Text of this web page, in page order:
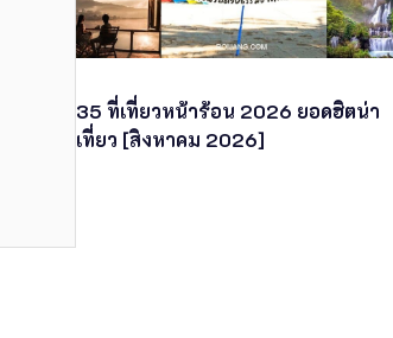
35 ที่เที่ยวหน้าร้อน 2026 ยอดฮิตน่า
เที่ยว [สิงหาคม 2026]